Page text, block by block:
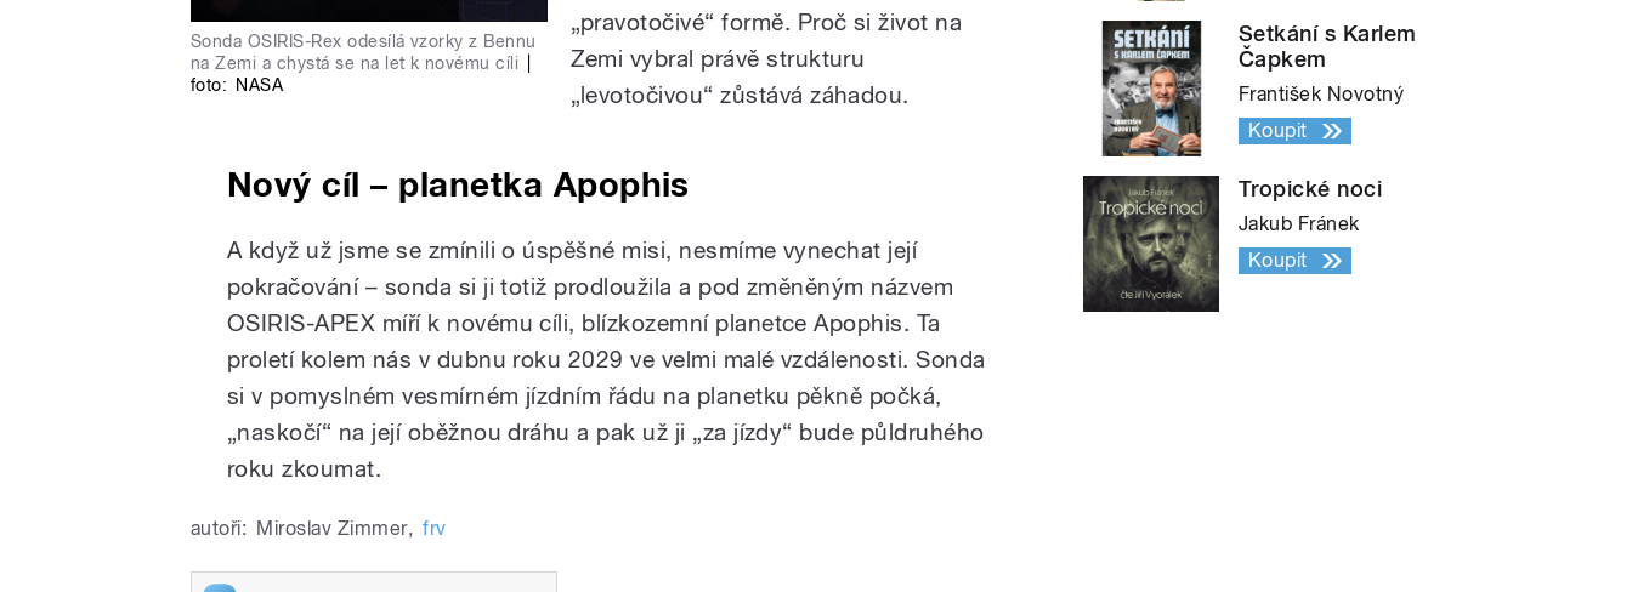
Sonda OSIRIS-Rex odesílá vzorky z Bennu
na Zemi a chystá se na let k novému cíli
foto:
NASA
„pravotočivé“ formě. Proč si život na
Zemi vybral právě strukturu
„levotočivou“ zůstává záhadou.
Nový cíl – planetka Apophis
A když už jsme se zmínili o úspěšné misi, nesmíme vynechat její
pokračování – sonda si ji totiž prodloužila a pod změněným názvem
OSIRIS-APEX míří k novému cíli, blízkozemní planetce Apophis. Ta
proletí kolem nás v dubnu roku 2029 ve velmi malé vzdálenosti. Sonda
si v pomyslném vesmírném jízdním řádu na planetku pěkně počká,
„naskočí“ na její oběžnou dráhu a pak už ji „za jízdy“ bude půldruhého
roku zkoumat.
autoři: Miroslav Zimmer, frv
Setkání s Karlem
Čapkem
František Novotný
Koupit
Tropické noci
Jakub Fránek
Koupit